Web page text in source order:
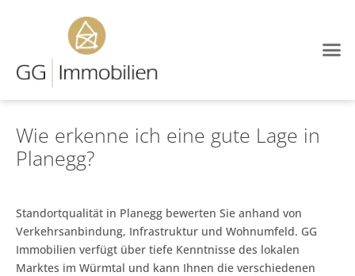
Wie erkenne ich eine gute Lage in
Planegg?
Standortqualität in Planegg bewerten Sie anhand von
Verkehrsanbindung, Infrastruktur und Wohnumfeld. GG
Immobilien verfügt über tiefe Kenntnisse des lokalen
Marktes im Würmtal und kann Ihnen die verschiedenen